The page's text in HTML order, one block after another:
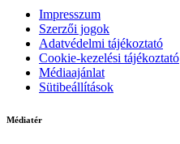
Impresszum
Szerzői jogok
Adatvédelmi tájékoztató
Cookie-kezelési tájékoztató
Médiaajánlat
Sütibeállítások
Médiatér